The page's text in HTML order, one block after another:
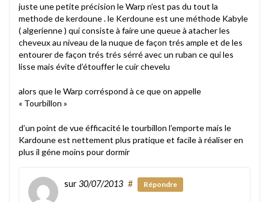
juste une petite précision le Warp n’est pas du tout la
methode de kerdoune . le Kerdoune est une méthode Kabyle
( algerienne ) qui consiste à faire une queue à atacher les
cheveux au niveau de la nuque de façon trés ample et de les
entourer de façon trés trés sérré avec un ruban ce qui les
lisse mais évite d’étouffer le cuir chevelu
alors que le Warp corréspond à ce que on appelle
« Tourbillon »
d’un point de vue éfficacité le tourbillon l’emporte mais le
Kardoune est nettement plus pratique et facile à réaliser en
plus il géne moins pour dormir
sur30/07/2013 # Répondre